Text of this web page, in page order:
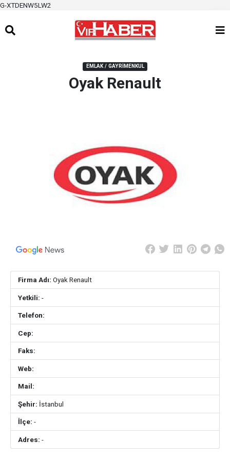
G-XTDENW5LW2
EMLAK / GAYRIMENKUL
Oyak Renault
Firma Adı: Oyak Renault
Yetkili: -
Telefon:
Cep:
Faks:
Web:
Mail:
Şehir: İstanbul
İlçe: -
Adres: -